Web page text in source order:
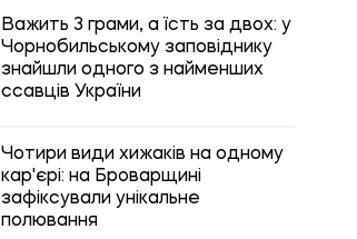
Важить 3 грами, а їсть за двох: у
Чорнобильському заповіднику
знайшли одного з найменших
ссавців України
Чотири види хижаків на одному
кар'єрі: на Броварщині
зафіксували унікальне
полювання